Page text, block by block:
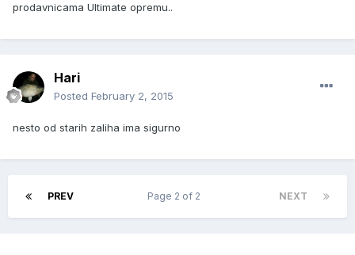
prodavnicama Ultimate opremu..
Hari
Posted February 2, 2015
nesto od starih zaliha ima sigurno
PREV NEXT
Page 2 of 2